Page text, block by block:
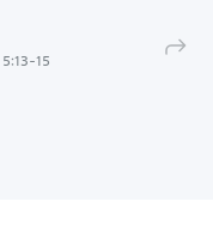
5:13-15